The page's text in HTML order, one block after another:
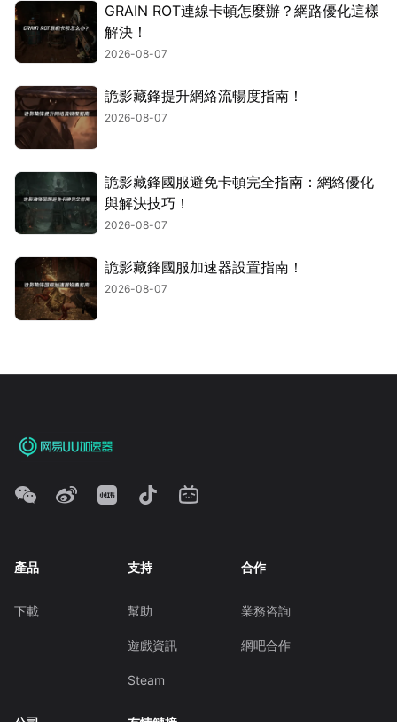
GRAIN ROT連線卡頓怎麼辦？網路優化這樣
解決！
2026-08-07
詭影藏鋒提升網絡流暢度指南！
2026-08-07
詭影藏鋒國服避免卡頓完全指南：網絡優化
與解決技巧！
2026-08-07
詭影藏鋒國服加速器設置指南！
2026-08-07
產品
下載
支持
幫助
遊戲資訊
Steam
合作
業務咨詢
網吧合作